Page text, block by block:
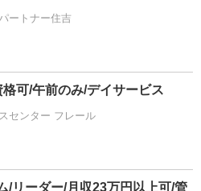
ートナー住吉
格可/午前のみ/デイサービス
センター フレール
/リーダー/月収23万円以上可/管